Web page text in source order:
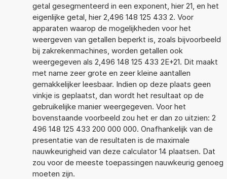
getal gesegmenteerd in een exponent, hier 21, en het
eigenlijke getal, hier 2,496 148 125 433 2. Voor
apparaten waarop de mogelijkheden voor het
weergeven van getallen beperkt is, zoals bijvoorbeeld
bij zakrekenmachines, worden getallen ook
weergegeven als 2,496 148 125 433 2E+21. Dit maakt
met name zeer grote en zeer kleine aantallen
gemakkelijker leesbaar. Indien op deze plaats geen
vinkje is geplaatst, dan wordt het resultaat op de
gebruikelijke manier weergegeven. Voor het
bovenstaande voorbeeld zou het er dan zo uitzien: 2
496 148 125 433 200 000 000. Onafhankelijk van de
presentatie van de resultaten is de maximale
nauwkeurigheid van deze calculator 14 plaatsen. Dat
zou voor de meeste toepassingen nauwkeurig genoeg
moeten zijn.